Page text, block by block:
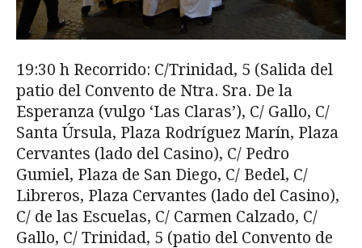
19:30 h Recorrido: C/Trinidad, 5 (Salida del
patio del Convento de Ntra. Sra. De la
Esperanza (vulgo ‘Las Claras’), C/ Gallo, C/
Santa Úrsula, Plaza Rodríguez Marín, Plaza
Cervantes (lado del Casino), C/ Pedro
Gumiel, Plaza de San Diego, C/ Bedel, C/
Libreros, Plaza Cervantes (lado del Casino),
C/ de las Escuelas, C/ Carmen Calzado, C/
Gallo, C/ Trinidad, 5 (patio del Convento de